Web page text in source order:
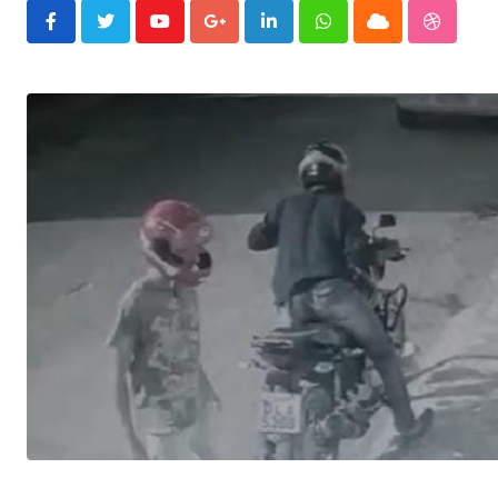
YoutubeGoogle+LinkedInWhatsappCloud